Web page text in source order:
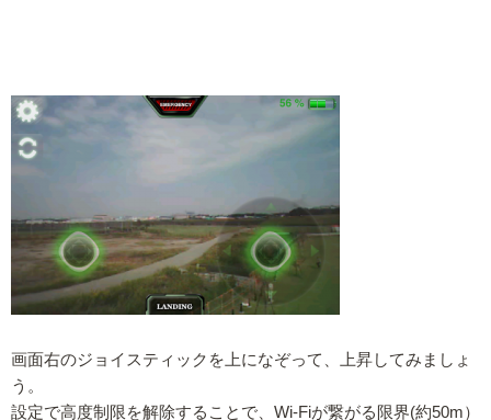
画面右のジョイスティックを上になぞって、上昇してみましょ
う。
設定で高度制限を解除することで、Wi-Fiが繋がる限界(約50m）